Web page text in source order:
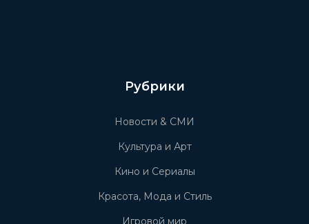
Рубрики
Новости & СМИ
Культура и Арт
Кино и Сериалы
Красота, Мода и Стиль
Игровой мир